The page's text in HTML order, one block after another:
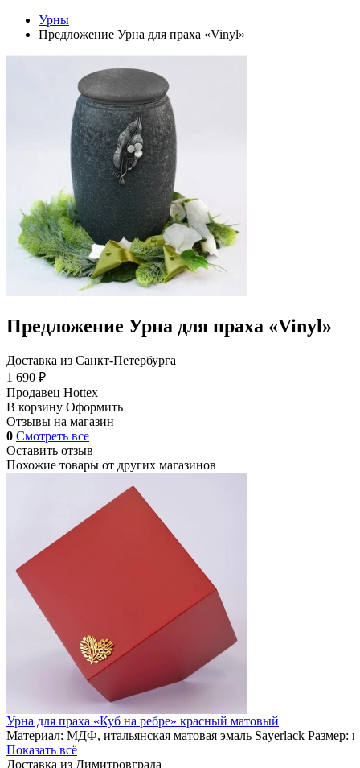
Урны
Предложение Урна для праха «Vinyl»
Предложение Урна для праха «Vinyl»
Доставка из Санкт-Петербурга
1 690 ₽
Продавец Hottex
В корзину Оформить
Отзывы на магазин
0 Смотреть все
Оставить отзыв
Похожие товары от других магазинов
Урна для праха «Куб на ребре» красный матовый
Материал: МДФ, итальянская матовая эмаль Sayerlack
Показать всё
Доставка из Димитровграда